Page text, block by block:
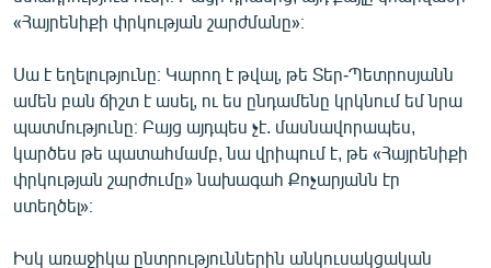
«Հայրենիքի փրկության շարժմանը»։
Սա է եղելությունը։ Կարող է թվալ, թե Տեր-Պետրոսյանն
ամեն բան ճիշտ է ասել, ու ես ընդամենը կրկնում եմ նրա
պատմությունը։ Բայց այդպես չէ. մասնավորապես,
կարծես թե պատահմամբ, նա վրիպում է, թե «Հայրենիքի
փրկության շարժումը» նախագահ Քոչարյանն էր
ստեղծել»։
Իսկ առաջիկա ընտրություններին անկուսակցական